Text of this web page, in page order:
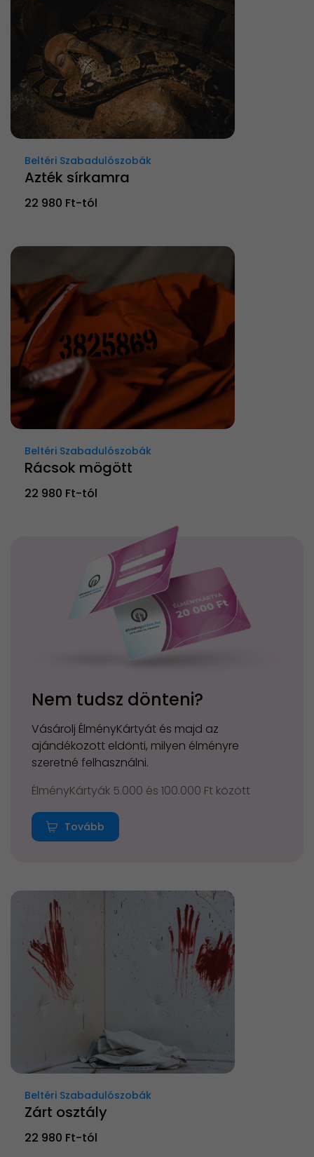
Beltéri Szabadulószobák
Azték sírkamra
22 980 Ft-tól
Beltéri Szabadulószobák
Rácsok mögött
22 980 Ft-tól
Nem tudsz dönteni?
Vásárolj ÉlményKártyát és majd az
ajándékozott eldönti, milyen élményre
szeretné felhasználni.
ÉlményKártyák 5.000 és 100.000 Ft között
Tovább
Beltéri Szabadulószobák
Zárt osztály
22 980 Ft-tól